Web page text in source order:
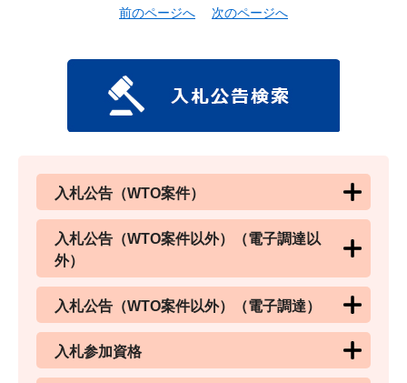
前のページへ 次のページへ
入札公告（WTO案件）
入札公告（WTO案件以外）（電子調達以
外）
入札公告（WTO案件以外）（電子調達）
入札参加資格